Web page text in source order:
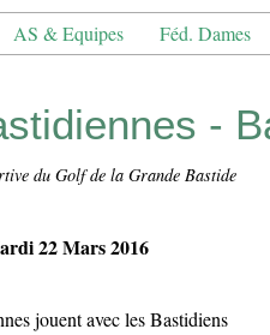
AS & Equipes Féd. Dames
-
du Golf de la Grande Bastide
22 Mars 2016
jouent avec les Bastidiens